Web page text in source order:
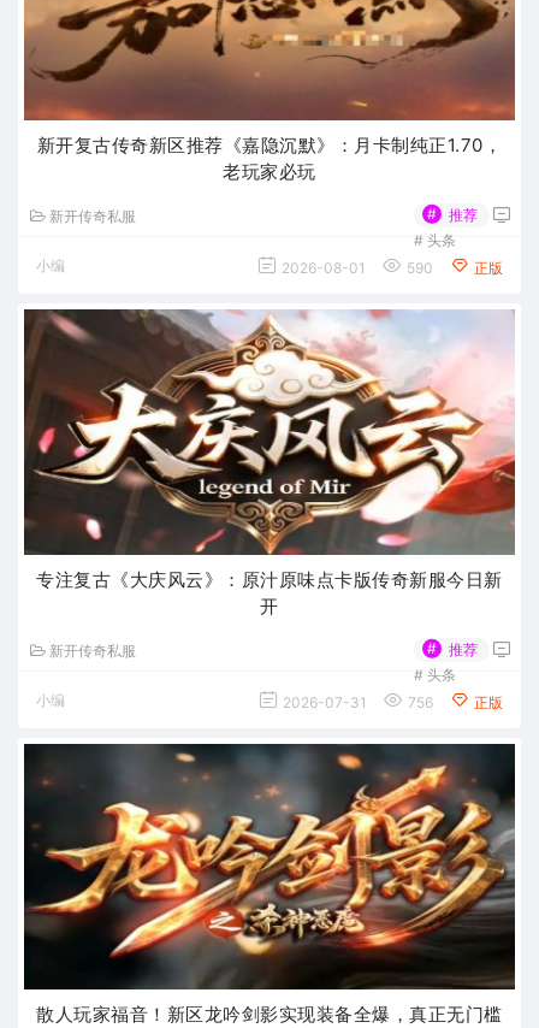
新开复古传奇新区推荐《嘉隐沉默》：月卡制纯正1.70，
老玩家必玩
新开传奇私服 #
推荐
# 头条
小编
2026-08-01 590 正版
专注复古《大庆风云》：原汁原味点卡版传奇新服今日新
开
新开传奇私服 #
推荐
# 头条
小编
2026-07-31 756 正版
散人玩家福音！新区龙吟剑影实现装备全爆，真正无门槛